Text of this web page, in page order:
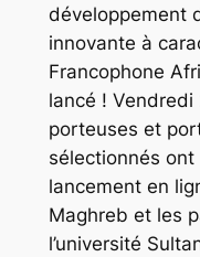
développement
innovante à
Francophone
lancé !
porteuses et
sélectionnés
lancement en
Maghreb et les
l’université